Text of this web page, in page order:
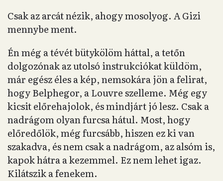
Csak az arcát nézik, ahogy mosolyog. A Gizi
mennybe ment.
Én még a tévét bütykölöm háttal, a tetőn
dolgozónak az utolsó instrukciókat küldöm,
már egész éles a kép, nemsokára jön a felirat,
hogy Belphegor, a Louvre szelleme. Még egy
kicsit előrehajolok, és mindjárt jó lesz. Csak a
nadrágom olyan furcsa hátul. Most, hogy
előredőlök, még furcsább, hiszen ez ki van
szakadva, és nem csak a nadrágom, az alsóm is,
kapok hátra a kezemmel. Ez nem lehet igaz.
Kilátszik a fenekem.